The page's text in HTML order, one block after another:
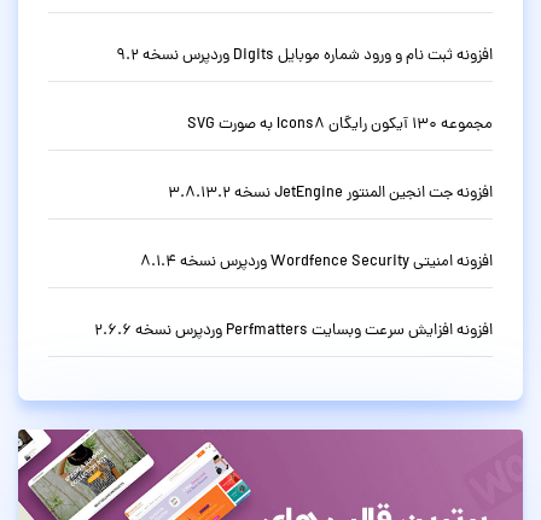
افزونه ثبت نام و ورود شماره موبایل Digits وردپرس نسخه 9.2
مجموعه 130 آیکون رایگان Icons8 به صورت SVG
افزونه جت انجین المنتور JetEngine نسخه 3.8.13.2
افزونه امنیتی Wordfence Security وردپرس نسخه 8.1.4
افزونه افزایش سرعت وبسایت Perfmatters وردپرس نسخه 2.6.6